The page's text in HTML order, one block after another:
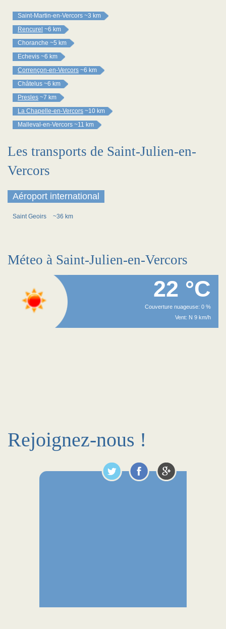
Saint-Martin-en-Vercors ~3 km
Rencurel ~6 km
Choranche ~5 km
Echevis ~6 km
Corrençon-en-Vercors ~6 km
Châtelus ~6 km
Presles ~7 km
La Chapelle-en-Vercors ~10 km
Malleval-en-Vercors ~11 km
Les transports de Saint-Julien-en-
Vercors
Aéroport international
Saint Geoirs ~36 km
Méteo à Saint-Julien-en-Vercors
22 °C
Couverture nuageuse: 0 %
Vent: N 9 km/h
Rejoignez-nous !